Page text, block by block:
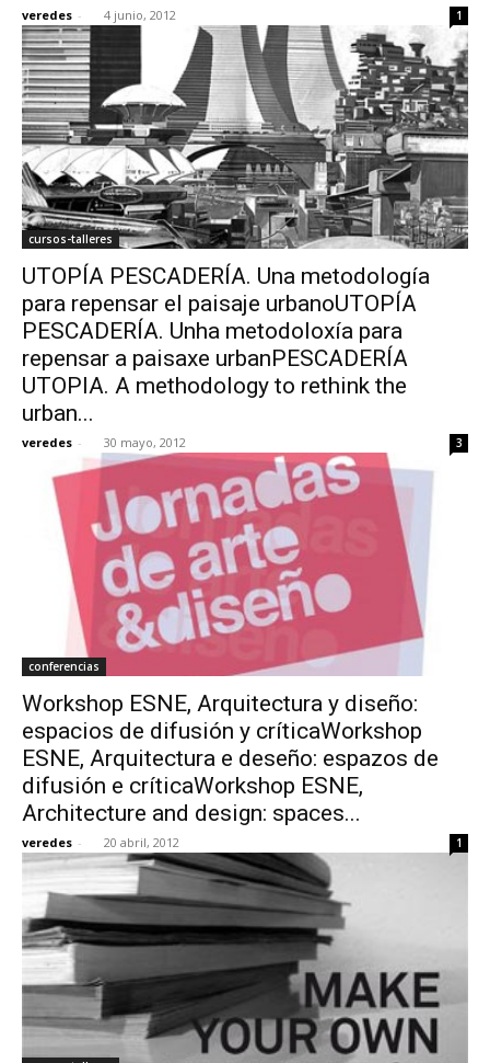
veredes - 4 junio, 2012 1
cursos-talleres
UTOPÍA PESCADERÍA. Una metodología
para repensar el paisaje urbanoUTOPÍA
PESCADERÍA. Unha metodoloxía para
repensar a paisaxe urbanPESCADERÍA
UTOPIA. A methodology to rethink the
urban...
veredes - 30 mayo, 2012 3
conferencias
Workshop ESNE, Arquitectura y diseño:
espacios de difusión y críticaWorkshop
ESNE, Arquitectura e deseño: espazos de
difusión e críticaWorkshop ESNE,
Architecture and design: spaces...
veredes - 20 abril, 2012 1